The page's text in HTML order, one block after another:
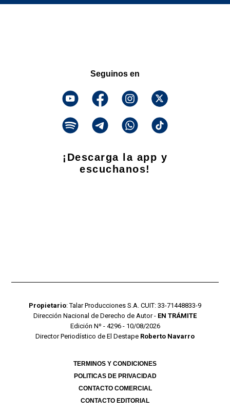
Seguinos en
¡Descarga la app y
escuchanos!
Propietario: Talar Producciones S.A. CUIT: 33-71448833-9
Dirección Nacional de Derecho de Autor - EN TRÁMITE
Edición Nº - 4296 - 10/08/2026
Director Periodístico de El Destape Roberto Navarro
TERMINOS Y CONDICIONES
POLITICAS DE PRIVACIDAD
CONTACTO COMERCIAL
CONTACTO EDITORIAL